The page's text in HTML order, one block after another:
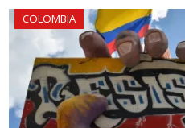
COLOMBIA